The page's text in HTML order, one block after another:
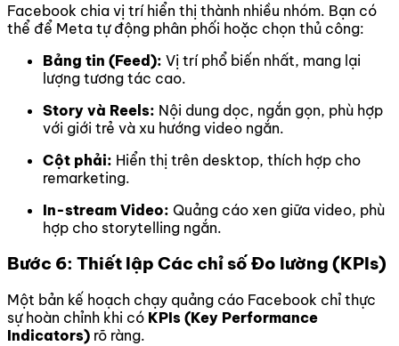
Facebook chia vị trí hiển thị thành nhiều nhóm. Bạn có
thể để Meta tự động phân phối hoặc chọn thủ công:
Bảng tin (Feed): Vị trí phổ biến nhất, mang lại
lượng tương tác cao.
Story và Reels: Nội dung dọc, ngắn gọn, phù hợp
với giới trẻ và xu hướng video ngắn.
Cột phải: Hiển thị trên desktop, thích hợp cho
remarketing.
In-stream Video: Quảng cáo xen giữa video, phù
hợp cho storytelling ngắn.
Bước 6: Thiết lập Các chỉ số Đo lường (KPIs)
Một bản kế hoạch chạy quảng cáo Facebook chỉ thực
sự hoàn chỉnh khi có KPIs (Key Performance
Indicators) rõ ràng.